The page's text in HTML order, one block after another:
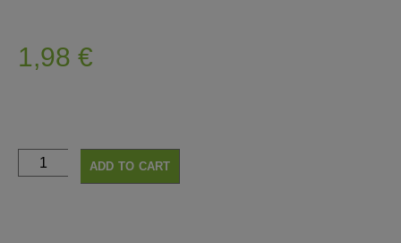
1,98 €
ADD TO CART